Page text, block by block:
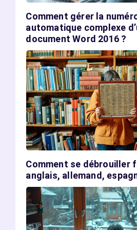
Comment gérer la
automatique complexe
document Word 2016 ?
Comment se débrouiller
anglais, allemand,